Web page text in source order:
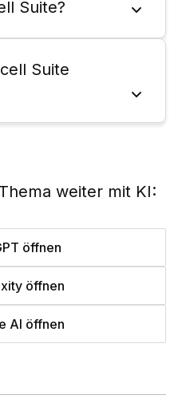
Suite?
Suite
weiter mit KI:
öffnen
öffnen
AI öffnen